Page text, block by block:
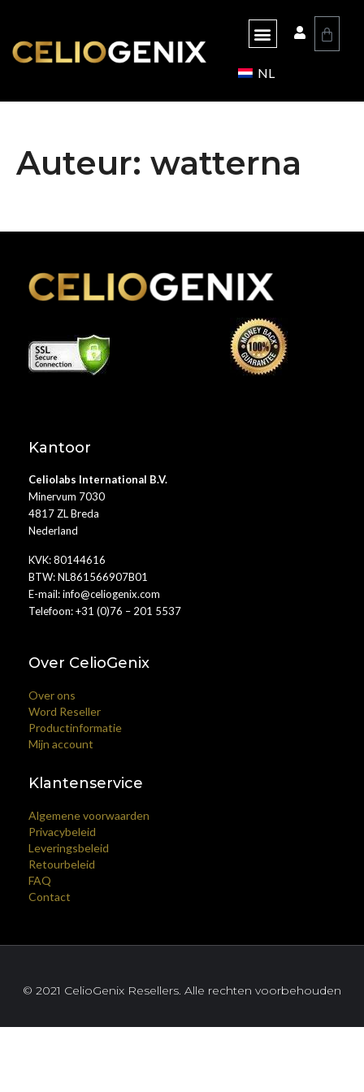
NL
Auteur: watterna
Kantoor
Celiolabs International B.V.
Minervum 7030
4817 ZL Breda
Nederland
KVK: 80144616
BTW: NL861566907B01
E-mail:info@celiogenix.com
Telefoon: +31 (0)76 – 201 5537
Over CelioGenix
Over ons
Word Reseller
Productinformatie
Mijn account
Klantenservice
Algemene voorwaarden
Privacybeleid
Leveringsbeleid
Retourbeleid
FAQ
Contact
© 2021 CelioGenix Resellers. Alle rechten voorbehouden